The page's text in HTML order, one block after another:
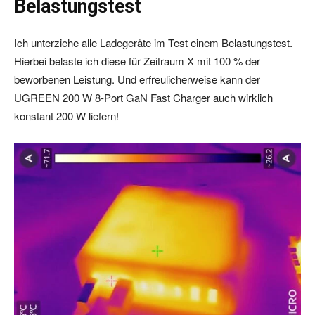
Belastungstest
Ich unterziehe alle Ladegeräte im Test einem Belastungstest.
Hierbei belaste ich diese für Zeitraum X mit 100 % der
beworbenen Leistung. Und erfreulicherweise kann der
UGREEN 200 W 8-Port GaN Fast Charger auch wirklich
konstant 200 W liefern!